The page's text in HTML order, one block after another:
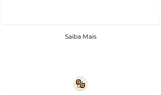
Saiba Mais